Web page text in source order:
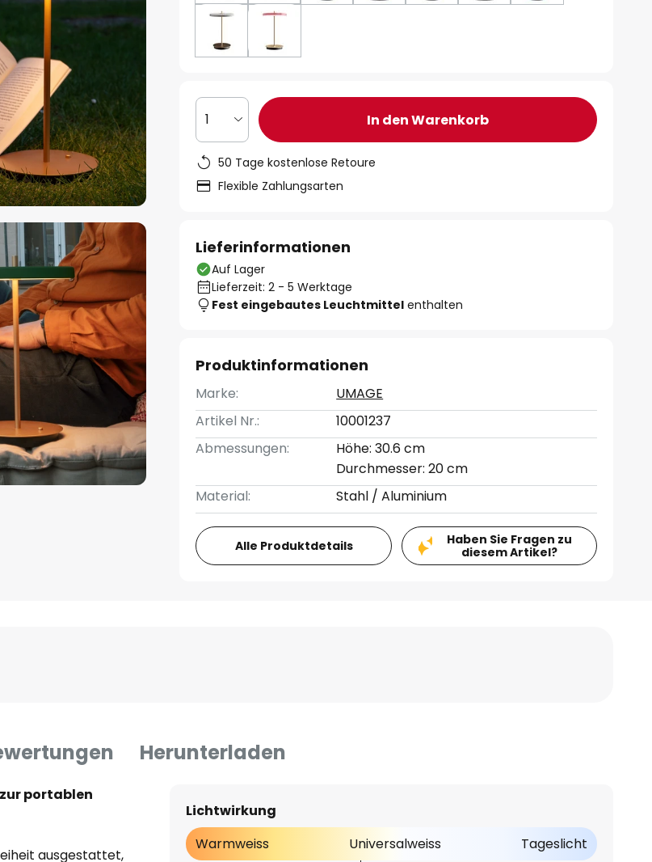
1 In den Warenkorb
50 Tage kostenlose Retoure
Flexible Zahlungsarten
Lieferinformationen
Auf Lager
Lieferzeit: 2 - 5 Werktage
Fest eingebautes Leuchtmittel enthalten
Produktinformationen
Marke:
UMAGE
Artikel Nr.:
10001237
Abmessungen:
Höhe: 30.6 cm
Durchmesser: 20 cm
Material:
Stahl / Aluminium
Alle Produktdetails
Haben Sie Fragen zu
diesem Artikel?
Herunterladen
portablen
ausgestattet,
Lichtwirkung
Warmweiss
Universalweiss Tageslicht